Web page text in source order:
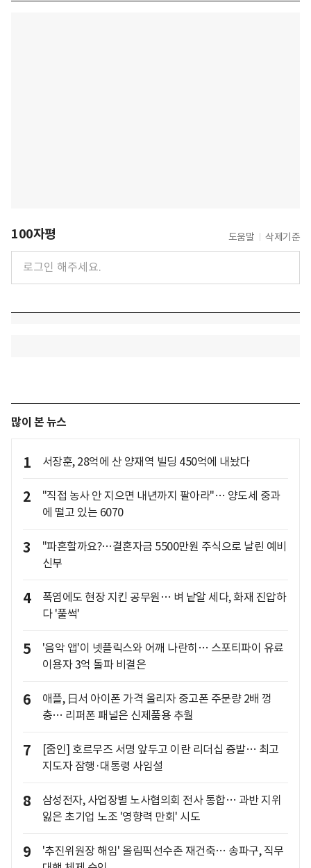
100자평 도움말 삭제기준
많이 본 뉴스
1 서장훈, 28억에 산 양재역 빌딩 450억에 내놨다
2
"직접 농사 안 지으면 내년까지 팔아라"… 양도세 중과
에 떨고 있는 6070
3
"파혼할까요?…결혼자금 5500만원 주식으로 날린 예비
신부
4
폭염에도 현장 지킨 공무원… 벼 낱알 세다, 화재 진압하
다 '풀썩'
5
'음악 앱'이 넷플릭스와 어깨 나란히… 스포티파이 유료
이용자 3억 돌파 비결은
6
애플, 日서 아이폰 가격 올리자 중고폰 주문량 2배 껑
충… 리퍼폰 패널은 신제품용 추월
7
[줌인] 호르무즈 서명 앞두고 이란 리더십 증발… 최고
지도자 잠행·대통령 사임설
8
삼성전자, 사업장별 노사협의회 전사 통합… 과반 지위
잃은 초기업 노조 '영향력 만회' 시도
9
'추진위원장 해임' 올림픽선수촌 재건축… 송파구, 직무